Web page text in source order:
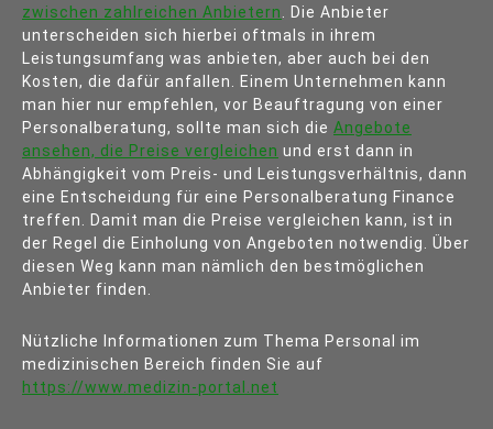
zwischen zahlreichen Anbietern. Die Anbieter
unterscheiden sich hierbei oftmals in ihrem
Leistungsumfang was anbieten, aber auch bei den
Kosten, die dafür anfallen. Einem Unternehmen kann
man hier nur empfehlen, vor Beauftragung von einer
Personalberatung, sollte man sich die Angebote
ansehen, die Preise vergleichen und erst dann in
Abhängigkeit vom Preis- und Leistungsverhältnis, dann
eine Entscheidung für eine Personalberatung Finance
treffen. Damit man die Preise vergleichen kann, ist in
der Regel die Einholung von Angeboten notwendig. Über
diesen Weg kann man nämlich den bestmöglichen
Anbieter finden.
Nützliche Informationen zum Thema Personal im
medizinischen Bereich finden Sie auf
https://www.medizin-portal.net